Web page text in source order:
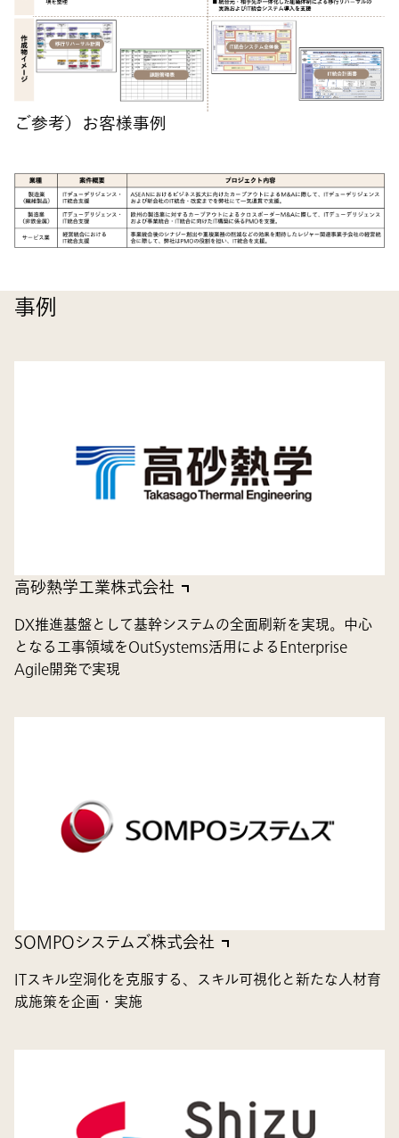
ご参考）お客様事例
事例
高砂熱学工業株式会社
DX推進基盤として基幹システムの全面刷新を実現。中心
となる工事領域をOutSystems活用によるEnterprise
Agile開発で実現
SOMPOシステムズ株式会社
ITスキル空洞化を克服する、スキル可視化と新たな人材育
成施策を企画・実施